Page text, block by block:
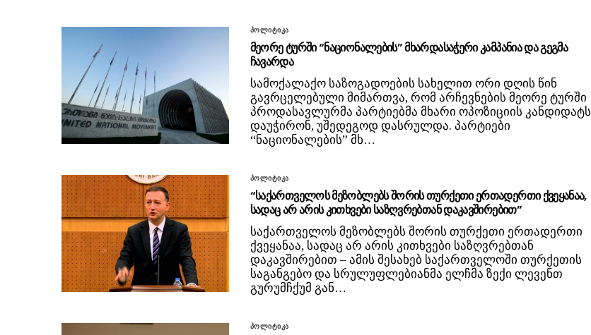
პოლიტიკა
მეორე ტურში “ნაციონალების” მხარდასაჭერი კამპანია და გეგმა
ჩავარდა
სამოქალაქო საზოგადოების სახელით ორი დღის წინ
გავრცელებული მიმართვა, რომ არჩევნების მეორე ტურში
პროდასავლურმა პარტიებმა მხარი ოპოზიციის კანდიდატს
დაუჭირონ, უშედეგოდ დასრულდა. პარტიები
“ნაციონალების” მხ…
პოლიტიკა
“საქართველოს მეზობლებს შორის თურქეთი ერთადერთი ქვეყანაა,
სადაც არ არის კითხვები საზღვრებთან დაკავშირებით”
საქართველოს მეზობლებს შორის თურქეთი ერთადერთი
ქვეყანაა, სადაც არ არის კითხვები საზღვრებთან
დაკავშირებით – ამის შესახებ საქართველოში თურქეთის
საგანგებო და სრულუფლებიანმა ელჩმა ზექი ლევენთ
გურუმჩქუმ გან…
პოლიტიკა